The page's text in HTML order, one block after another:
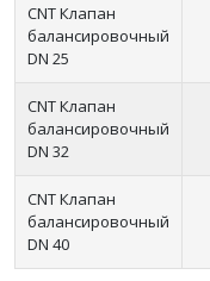
CNT Клапан
балансировочный
DN 25
CNT Клапан
балансировочный
DN 32
CNT Клапан
балансировочный
DN 40